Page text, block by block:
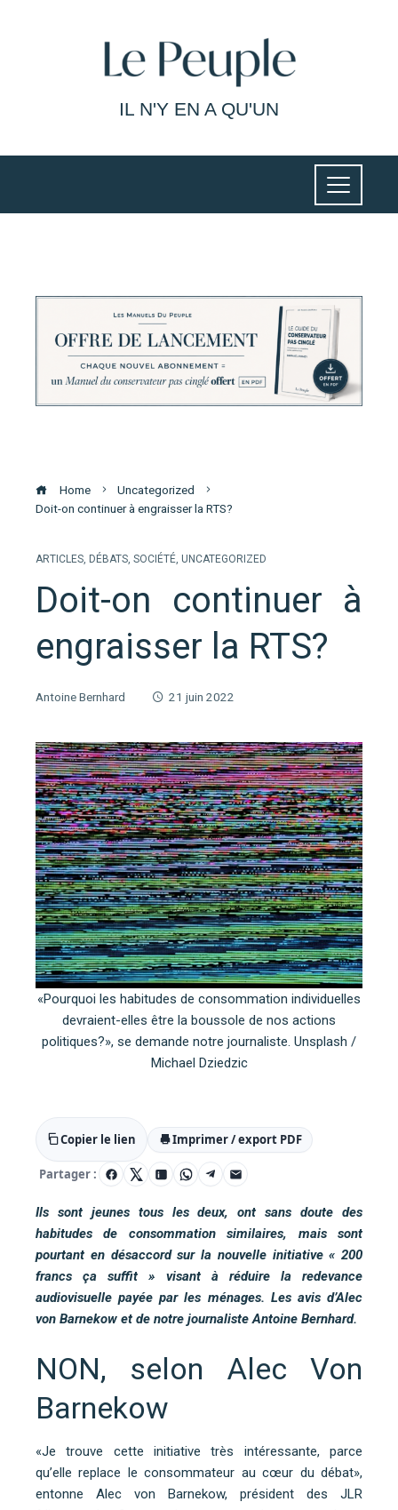
IL N'Y EN A QU'UN
Home
Uncategorized
Doit-on continuer à engraisser la RTS?
ARTICLES, DÉBATS, SOCIÉTÉ, UNCATEGORIZED
Doit-on continuer à
engraisser la RTS?
Antoine Bernhard 21 juin 2022
«Pourquoi les habitudes de consommation individuelles
devraient-elles être la boussole de nos actions
politiques?», se demande notre journaliste. Unsplash /
Michael Dziedzic
Copier le lien Imprimer / export PDF
Partager :
Ils sont jeunes tous les deux, ont sans doute des
habitudes de consommation similaires, mais sont
pourtant en désaccord sur la nouvelle initiative « 200
francs ça suffit » visant à réduire la redevance
audiovisuelle payée par les ménages. Les avis d’Alec
von Barnekow et de notre journaliste Antoine Bernhard.
NON, selon Alec Von
Barnekow
«Je trouve cette initiative très intéressante, parce
qu’elle replace le consommateur au cœur du débat»,
entonne Alec von Barnekow, président des JLR